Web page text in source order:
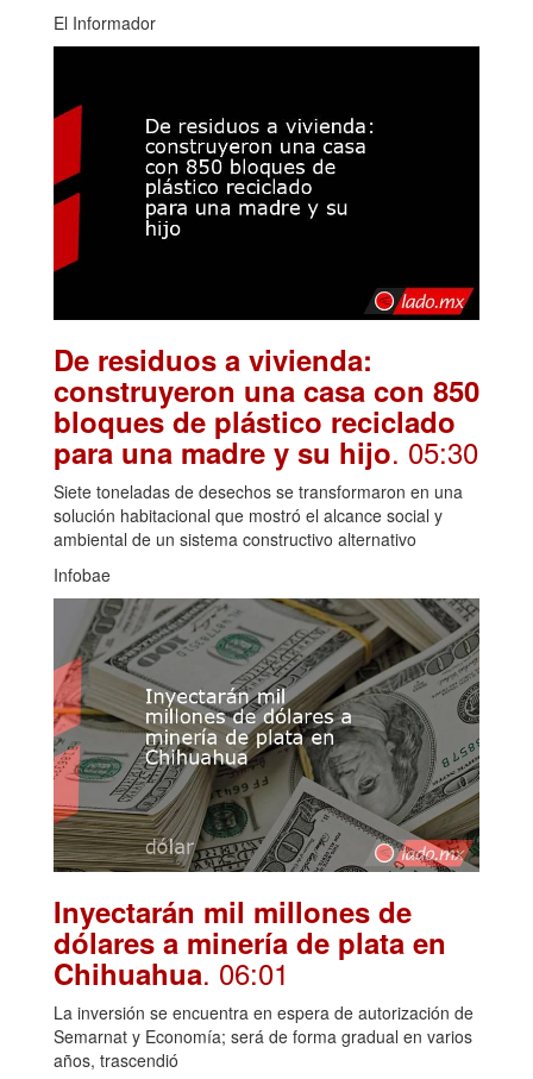
El Informador
De residuos a vivienda:
construyeron una casa con 850
bloques de plástico reciclado
para una madre y su hijo. 05:30
Siete toneladas de desechos se transformaron en una
solución habitacional que mostró el alcance social y
ambiental de un sistema constructivo alternativo
Infobae
Inyectarán mil millones de
dólares a minería de plata en
Chihuahua. 06:01
La inversión se encuentra en espera de autorización de
Semarnat y Economía; será de forma gradual en varios
años, trascendió